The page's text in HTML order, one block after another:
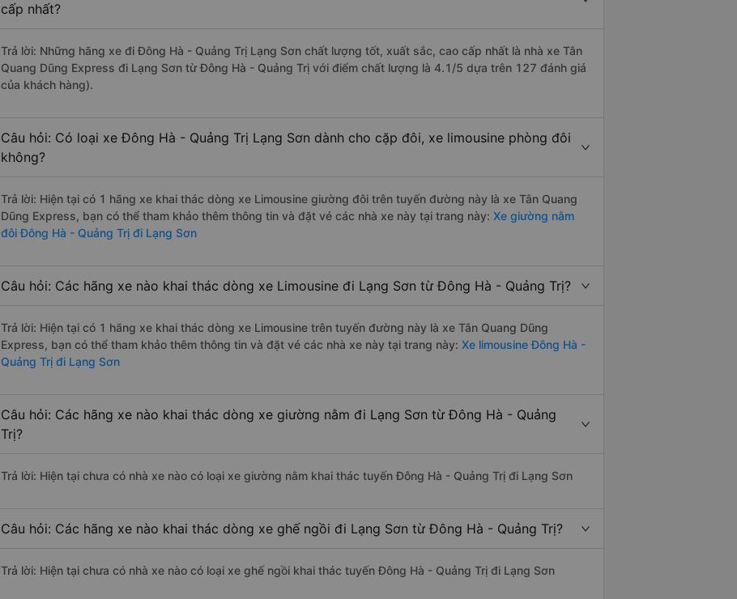
cấp nhất?
Trả lời: Những hãng xe đi Đông Hà - Quảng Trị Lạng Sơn chất lượng tốt, xuất sắc, cao cấp nhất là nhà xe Tân
Quang Dũng Express đi Lạng Sơn từ Đông Hà - Quảng Trị với điểm chất lượng là 4.1/5 dựa trên 127 đánh giá
của khách hàng).
Câu hỏi: Có loại xe Đông Hà - Quảng Trị Lạng Sơn dành cho cặp đôi, xe limousine phòng đôi
không?
Trả lời: Hiện tại có 1 hãng xe khai thác dòng xe Limousine giường đôi trên tuyến đường này là xe Tân Quang
Dũng Express, bạn có thể tham khảo thêm thông tin và đặt vé các nhà xe này tại trang này: Xe giường nằm
đôi Đông Hà - Quảng Trị đi Lạng Sơn
Câu hỏi: Các hãng xe nào khai thác dòng xe Limousine đi Lạng Sơn từ Đông Hà - Quảng Trị?
Trả lời: Hiện tại có 1 hãng xe khai thác dòng xe Limousine trên tuyến đường này là xe Tân Quang Dũng
Express, bạn có thể tham khảo thêm thông tin và đặt vé các nhà xe này tại trang này: Xe limousine Đông Hà -
Quảng Trị đi Lạng Sơn
Câu hỏi: Các hãng xe nào khai thác dòng xe giường nằm đi Lạng Sơn từ Đông Hà - Quảng
Trị?
Trả lời: Hiện tại chưa có nhà xe nào có loại xe giường nằm khai thác tuyến Đông Hà - Quảng Trị đi Lạng Sơn
Câu hỏi: Các hãng xe nào khai thác dòng xe ghế ngồi đi Lạng Sơn từ Đông Hà - Quảng Trị?
Trả lời: Hiện tại chưa có nhà xe nào có loại xe ghế ngồi khai thác tuyến Đông Hà - Quảng Trị đi Lạng Sơn